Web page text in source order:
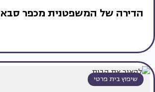
הדירה של המשפטנית מכפר סבא
שיפוץ בית פרטי